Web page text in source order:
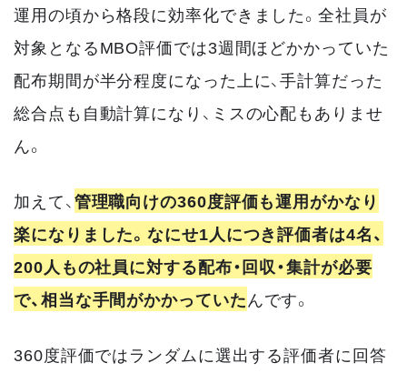
運用の頃から格段に効率化できました。全社員が
対象となるMBO評価では3週間ほどかかっていた
配布期間が半分程度になった上に、手計算だった
総合点も自動計算になり、ミスの心配もありませ
ん。
加えて、管理職向けの360度評価も運用がかなり
楽になりました。なにせ1人につき評価者は4名、
200人もの社員に対する配布・回収・集計が必要
で、相当な手間がかかっていたんです。
360度評価ではランダムに選出する評価者に回答